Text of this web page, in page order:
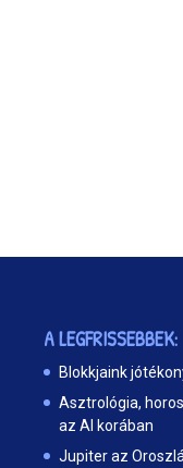
A LEGFRISSEBBEK:
Blokkjaink
Asztrológia,
az AI korában
Jupiter az